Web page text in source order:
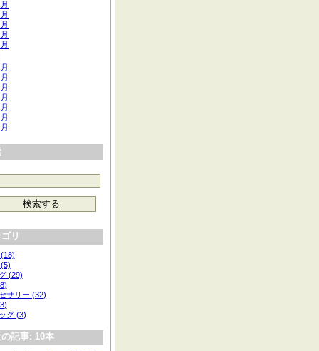
リ
(29)
サリー (32)
グ (3)
記事: 10本